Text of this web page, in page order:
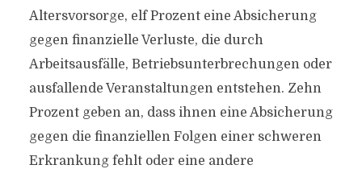
Altersvorsorge, elf Prozent eine Absicherung
gegen finanzielle Verluste, die durch
Arbeitsausfälle, Betriebsunterbrechungen oder
ausfallende Veranstaltungen entstehen. Zehn
Prozent geben an, dass ihnen eine Absicherung
gegen die finanziellen Folgen einer schweren
Erkrankung fehlt oder eine andere